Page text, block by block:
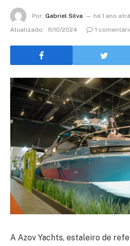
Por: Gabriel Silva
há 1 ano
Atualizado: 11/10/2024 1
A Azov Yachts, estaleiro de